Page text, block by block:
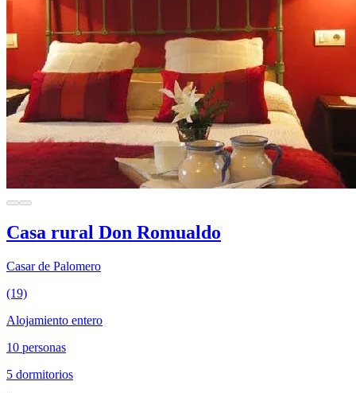
Casa rural Don Romualdo
Casar de Palomero
(19)
Alojamiento entero
10 personas
5 dormitorios